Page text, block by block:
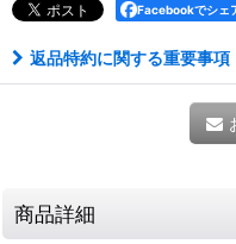
Facebookでシェ
返品特約に関する重要事項
商品詳細